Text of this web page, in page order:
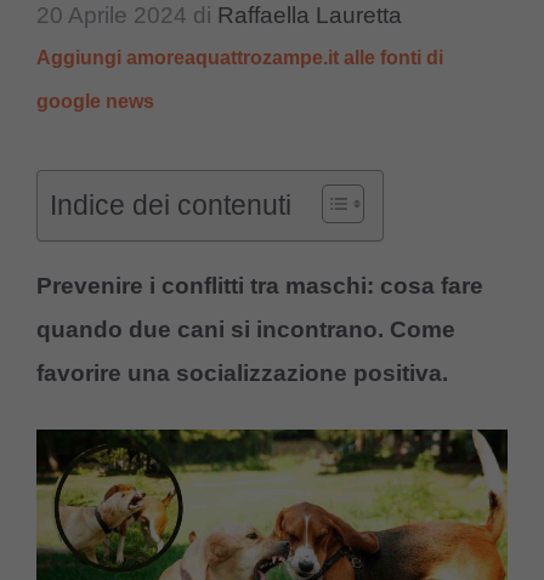
20 Aprile 2024 di Raffaella Lauretta
Aggiungi amoreaquattrozampe.it alle fonti di
google news
Indice dei contenuti
Prevenire i conflitti tra maschi: cosa fare
quando due cani si incontrano. Come
favorire una socializzazione positiva.